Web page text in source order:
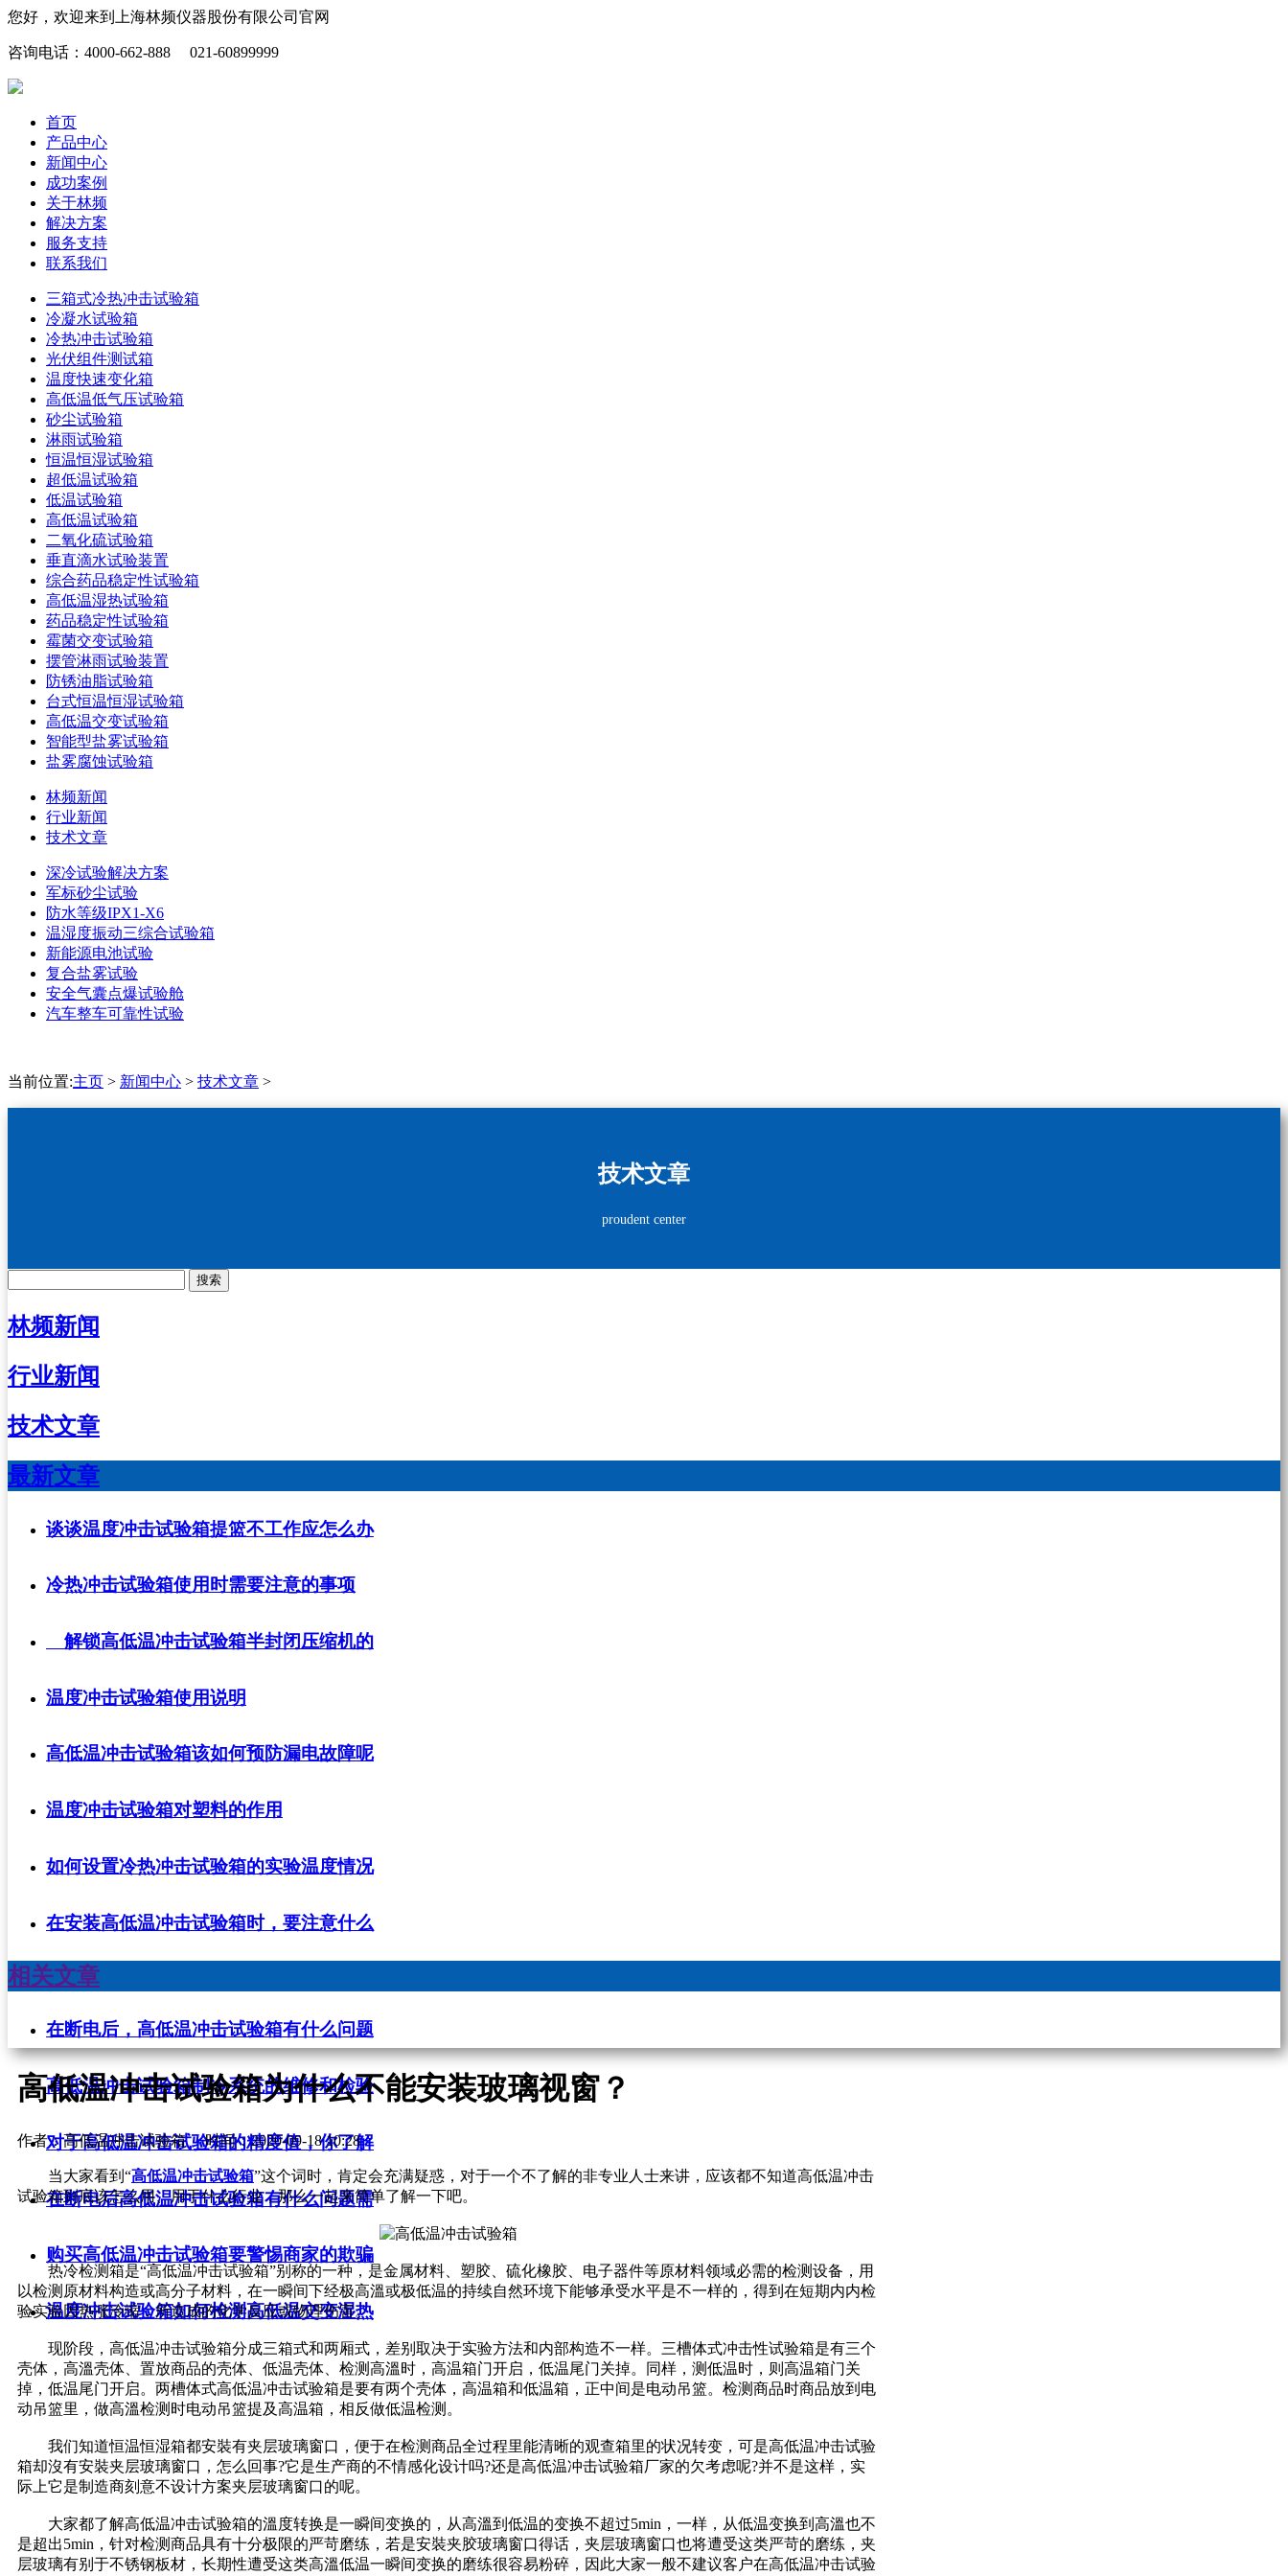
您好，欢迎来到上海林频仪器股份有限公司官网
咨询电话：4000-662-888 021-60899999
首页
产品中心
新闻中心
成功案例
关于林频
解决方案
服务支持
联系我们
三箱式冷热冲击试验箱
冷凝水试验箱
冷热冲击试验箱
光伏组件测试箱
温度快速变化箱
高低温低气压试验箱
砂尘试验箱
淋雨试验箱
恒温恒湿试验箱
超低温试验箱
低温试验箱
高低温试验箱
二氧化硫试验箱
垂直滴水试验装置
综合药品稳定性试验箱
高低温湿热试验箱
药品稳定性试验箱
霉菌交变试验箱
摆管淋雨试验装置
防锈油脂试验箱
台式恒温恒湿试验箱
高低温交变试验箱
智能型盐雾试验箱
盐雾腐蚀试验箱
林频新闻
行业新闻
技术文章
深冷试验解决方案
军标砂尘试验
防水等级IPX1-X6
温湿度振动三综合试验箱
新能源电池试验
复合盐雾试验
安全气囊点爆试验舱
汽车整车可靠性试验
当前位置:主页 > 新闻中心 > 技术文章 >
技术文章
proudent center
搜索
林频新闻
行业新闻
技术文章
最新文章
谈谈温度冲击试验箱提篮不工作应怎么办
冷热冲击试验箱使用时需要注意的事项
解锁高低温冲击试验箱半封闭压缩机的
温度冲击试验箱使用说明
高低温冲击试验箱该如何预防漏电故障呢
温度冲击试验箱对塑料的作用
如何设置冷热冲击试验箱的实验温度情况
在安装高低温冲击试验箱时，要注意什么
相关文章
在断电后，高低温冲击试验箱有什么问题
高低温冲击试验箱制冷系统的维修和检验
对于高低温冲击试验箱的精度值，你了解
在断电后高低温冲击试验箱有什么问题需
购买高低温冲击试验箱要警惕商家的欺骗
温度冲击试验箱如何检测高低温交变湿热
高低温冲击试验箱为什么不能安装玻璃视窗？
作者：高低温冲击试验箱 时间：2020-09-18 10:28
当大家看到“高低温冲击试验箱”这个词时，肯定会充满疑惑，对于一个不了解的非专业人士来讲，应该都不知道高低温冲击
试验箱到底该怎么用、用于什么行业，那么一起来简单了解一下吧。
热冷检测箱是“高低温冲击试验箱”别称的一种，是金属材料、塑胶、硫化橡胶、电子器件等原材料领域必需的检测设备，用
以检测原材料构造或高分子材料，在一瞬间下经极高溫或极低温的持续自然环境下能够承受水平是不一样的，得到在短期内内检
验实验因热涨冷缩，所造成的化学反应或物理伤害。
现阶段，高低温冲击试验箱分成三箱式和两厢式，差别取决于实验方法和内部构造不一样。三槽体式冲击性试验箱是有三个
壳体，高溫壳体、置放商品的壳体、低温壳体、检测高溫时，高温箱门开启，低温尾门关掉。同样，测低温时，则高温箱门关
掉，低温尾门开启。两槽体式高低温冲击试验箱是要有两个壳体，高温箱和低温箱，正中间是电动吊篮。检测商品时商品放到电
动吊篮里，做高溫检测时电动吊篮提及高温箱，相反做低温检测。
我们知道恒温恒湿箱都安裝有夹层玻璃窗口，便于在检测商品全过程里能清晰的观查箱里的状况转变，可是高低温冲击试验
箱却沒有安裝夹层玻璃窗口，怎么回事?它是生产商的不情感化设计吗?还是高低温冲击试验箱厂家的欠考虑呢?并不是这样，实
际上它是制造商刻意不设计方案夹层玻璃窗口的呢。
大家都了解高低温冲击试验箱的溫度转换是一瞬间变换的，从高溫到低温的变换不超过5min，一样，从低温变换到高溫也不
是超出5min，针对检测商品具有十分极限的严苛磨练，若是安裝夹胶玻璃窗口得话，夹层玻璃窗口也将遭受这类严苛的磨练，夹
层玻璃有别于不锈钢板材，长期性遭受这类高溫低温一瞬间变换的磨练很容易粉碎，因此大家一般不建议客户在高低温冲击试验